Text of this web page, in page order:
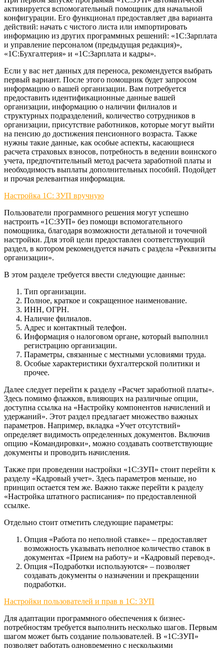
активируется вспомогательный помощник для начальной
конфигурации. Его функционал предоставляет два варианта
действий: начать с чистого листа или импортировать
информацию из других программных решений: «1С:Зарплата
и управление персоналом (предыдущая редакция)»,
«1С:Бухгалтерия» и «1С:Зарплата и кадры».
Если у вас нет данных для переноса, рекомендуется выбрать
первый вариант. После этого помощник будет запросом
информацию о вашей организации. Вам потребуется
предоставить идентификационные данные вашей
организации, информацию о наличии филиалов и
структурных подразделений, количество сотрудников в
организации, присутствие работников, которые могут выйти
на пенсию до достижения пенсионного возраста. Также
нужны такие данные, как особые аспекты, касающиеся
расчета страховых взносов, потребность в ведении воинского
учета, предпочтительный метод расчета заработной платы и
необходимость выплаты дополнительных пособий. Подойдет
и прочая релевантная информация.
Настройка 1С: ЗУП вручную
Пользователи программного решения могут успешно
настроить «1С:ЗУП» без помощи вспомогательного
помощника, благодаря возможности детальной и точечной
настройки. Для этой цели предоставлен соответствующий
раздел, в котором рекомендуется начать с раздела «Реквизиты
организации».
В этом разделе требуется ввести следующие данные:
Тип организации.
Полное, краткое и сокращенное наименование.
ИНН, ОГРН.
Наличие филиалов.
Адрес и контактный телефон.
Информация о налоговом органе, который выполнил
регистрацию организации.
Параметры, связанные с местными условиями труда.
Особые характеристики бухгалтерской политики и
прочее.
Далее следует перейти к разделу «Расчет заработной платы».
Здесь помимо флажков, влияющих на различные опции,
доступна ссылка на «Настройку компонентов начислений и
удержаний». Этот раздел предлагает множество важных
параметров. Например, вкладка «Учет отсутствий»
определяет видимость определенных документов. Включив
опцию «Командировки», можно создавать соответствующие
документы и проводить начисления.
Также при проведении настройки «1С:ЗУП» стоит перейти к
разделу «Кадровый учет». Здесь параметров меньше, но
принцип остается тем же. Важно также перейти к разделу
«Настройка штатного расписания» по предоставленной
ссылке.
Отдельно стоит отметить следующие параметры:
Опция «Работа по неполной ставке» – предоставляет
возможность указывать неполное количество ставок в
документах «Прием на работу» и «Кадровый перевод».
Опция «Подработки используются» – позволяет
создавать документы о назначении и прекращении
подработки.
Настройки пользователей и прав в 1С: ЗУП
Для адаптации программного обеспечения к бизнес-
потребностям требуется выполнить несколько шагов. Первым
шагом может быть создание пользователей. В «1С:ЗУП»
позволяет работать одновременно с несколькими